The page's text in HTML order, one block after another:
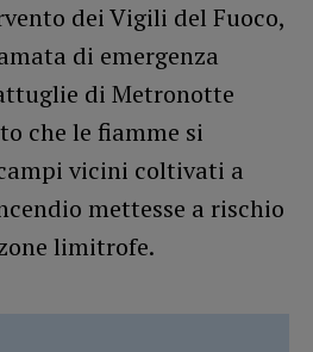
dei Vigili del Fuoco,
di emergenza
di Metronotte
che le fiamme si
vicini coltivati a
mettesse a rischio
limitrofe.